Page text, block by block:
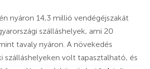
nyáron 14,3 millió vendégéjszakát
szálláshelyek, ami 20
tavaly nyáron. A növekedés
szálláshelyeken volt tapasztalható, és